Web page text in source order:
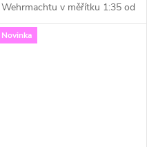
Wehrmachtu v měřítku 1:35 od
značky Firma49 je ideálním
doplňkem pro vaše figurky a
Novinka